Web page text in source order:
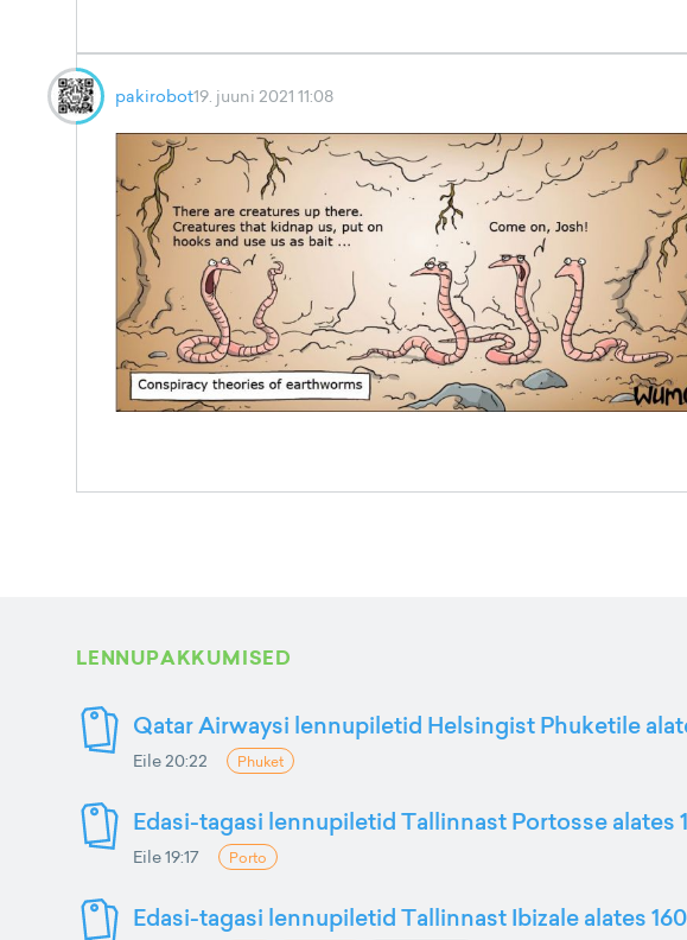
pakirobot19. juuni 2021 11:08
LENNUPAKKUMISED
Qatar Airwaysi lennupiletid Helsingist Phuketile
Eile 20:22 Phuket
Edasi-tagasi lennupiletid Tallinnast Portosse alates
Eile 19:17 Porto
Edasi-tagasi lennupiletid Tallinnast Ibizale alates